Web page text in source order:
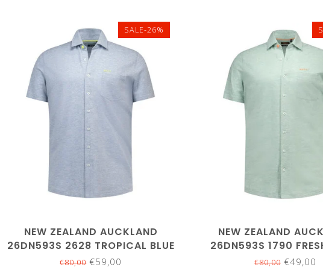
SALE-26%
3XL
NEW ZEALAND AUCKLAND
26DN593S 2628 TROPICAL BLUE
MELANGE BLAUW KORTE MOUW
€80,00€59,00
NEW ZEALAND
26DN593S 1790
MELANGE MINTGROEN
€80,00€49,00